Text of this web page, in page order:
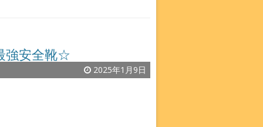
強安全靴☆
2025年1月9日